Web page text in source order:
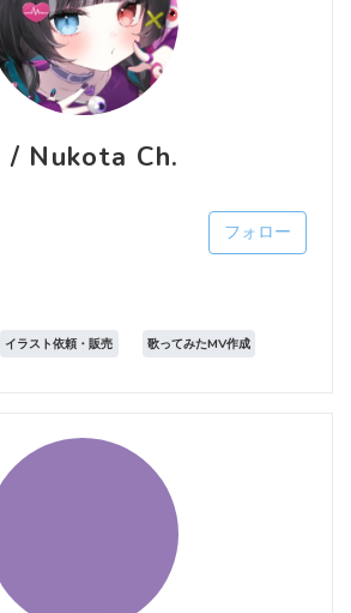
/ Nukota Ch.
フォロー
イラスト依頼・販売 歌ってみたMV作成